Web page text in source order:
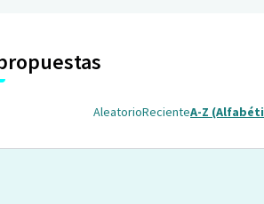
AleatorioRecienteA-Z